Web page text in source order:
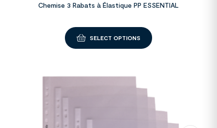
Chemise 3 Rabats à Élastique PP ESSENTIAL
SELECT OPTIONS